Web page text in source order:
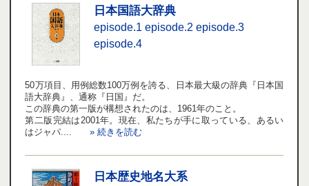
日本国語大辞典
episode.1 episode.2 episode.3
episode.4
50万項目、用例総数100万例を誇る、日本最大級の辞典『日本国
語大辞典』、通称『日国』だ。
この辞典の第一版が構想されたのは、1961年のこと。
第二版完結は2001年。現在、私たちが手に取っている、あるい
はジャパ....» 続きを読む
日本歴史地名大系